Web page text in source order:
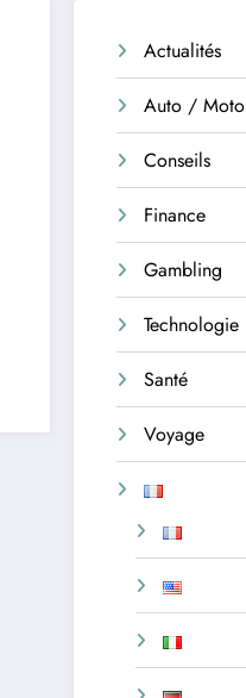
Actualités
Auto / Moto
Conseils
Finance
Gambling
Technologie
Santé
Voyage